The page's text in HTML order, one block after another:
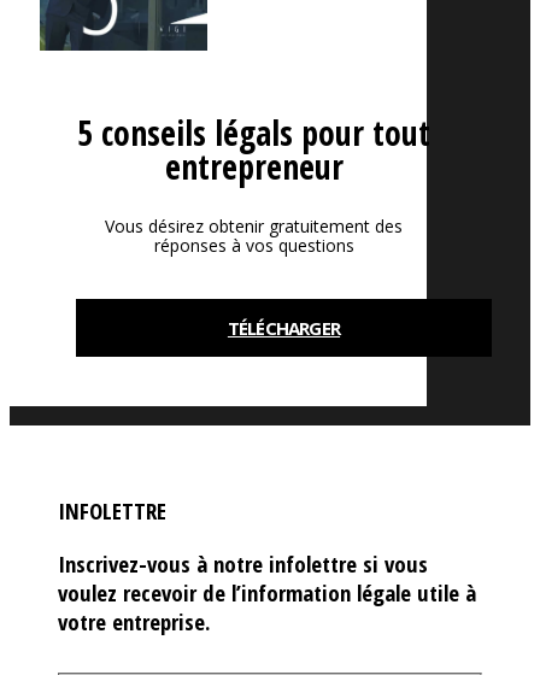
5 conseils légals pour tout
entrepreneur
Vous désirez obtenir gratuitement des
réponses à vos questions
TÉLÉCHARGER
INFOLETTRE
Inscrivez-vous à notre infolettre si vous
voulez recevoir de l’information légale utile à
votre entreprise.